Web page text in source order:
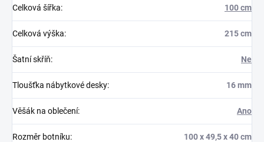
Celková šířka: 100 cm
Celková výška: 215 cm
Šatní skříň: Ne
Tloušťka nábytkové desky: 16 mm
Věšák na oblečení: Ano
Rozměr botníku: 100 x 49,5 x 40 cm